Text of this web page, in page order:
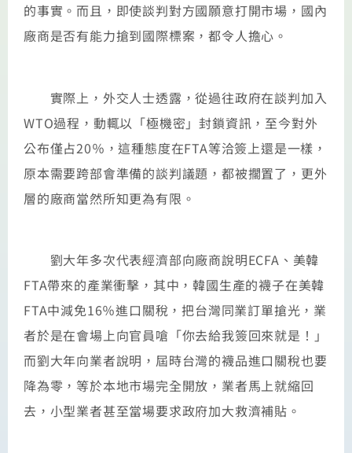
的事實。而且，即使談判對方國願意打開市場，國內
廠商是否有能力搶到國際標案，都令人擔心。
實際上，外交人士透露，從過往政府在談判加入
WTO過程，動輒以「極機密」封鎖資訊，至今對外
公布僅占20％，這種態度在FTA等洽簽上還是一樣，
原本需要跨部會準備的談判議題，都被擱置了，更外
層的廠商當然所知更為有限。
劉大年多次代表經濟部向廠商說明ECFA、美韓
FTA帶來的產業衝擊，其中，韓國生產的襪子在美韓
FTA中減免16％進口關稅，把台灣同業訂單搶光，業
者於是在會場上向官員嗆「你去給我簽回來就是！」
而劉大年向業者說明，屆時台灣的襪品進口關稅也要
降為零，等於本地市場完全開放，業者馬上就縮回
去，小型業者甚至當場要求政府加大救濟補貼。